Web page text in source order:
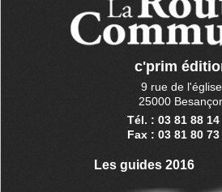
c'prim
9 rue de l'église
25000
Tél. : 03 81 88 14
Fax : 03 81 80 73
Les guides 2016